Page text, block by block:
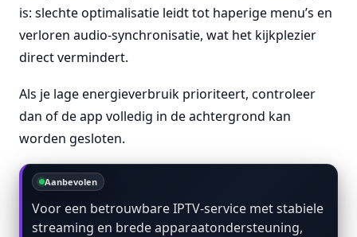
is: slechte optimalisatie leidt tot haperige menu’s en
verloren audio-synchronisatie, wat het kijkplezier
direct vermindert.
Als je lage energieverbruik prioriteert, controleer
dan of de app volledig in de achtergrond kan
worden gesloten.
Aanbevolen
Voor een betrouwbare IPTV-service met stabiele
streaming en brede apparaatondersteuning,